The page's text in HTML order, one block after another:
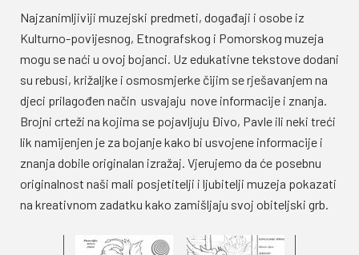
Oblici Dubrovačkih muzeja
Najzanimljiviji muzejski predmeti, događaji i osobe iz
Kulturno-povijesnog, Etnografskog i Pomorskog muzeja
mogu se naći u ovoj bojanci. Uz edukativne tekstove dodani
su rebusi, križaljke i osmosmjerke čijim se rješavanjem na
djeci prilagođen način usvajaju nove informacije i znanja.
Brojni crteži na kojima se pojavljuju Đivo, Pavle ili neki treći
lik namijenjen je za bojanje kako bi usvojene informacije i
znanja dobile originalan izražaj. Vjerujemo da će posebnu
originalnost naši mali posjetitelji i ljubitelji muzeja pokazati
na kreativnom zadatku kako zamišljaju svoj obiteljski grb.